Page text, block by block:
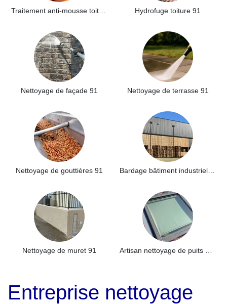
Hydrofuge toiture 91
Nettoyage de façade 91 Nettoyage de terrasse 91
Nettoyage de gouttières 91
Nettoyage de muret 91
Entreprise nettoyage